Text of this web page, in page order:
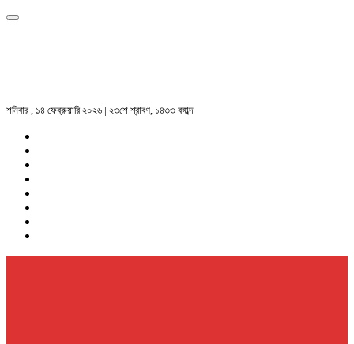
শনিবার , ১৪ ফেব্রুয়ারি ২০২৬ | ২৩শে শ্রাবণ, ১৪৩৩ বঙ্গাব্দ